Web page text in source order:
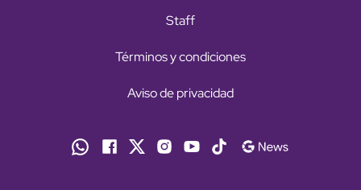
Staff
Términos y condiciones
Aviso de privacidad